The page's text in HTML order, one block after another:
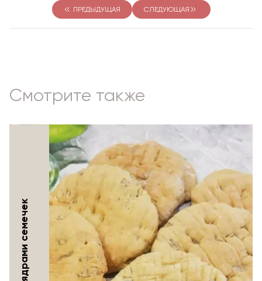
ПРЕДЫДУЩАЯ СЛЕДУЮЩАЯ
Смотрите также